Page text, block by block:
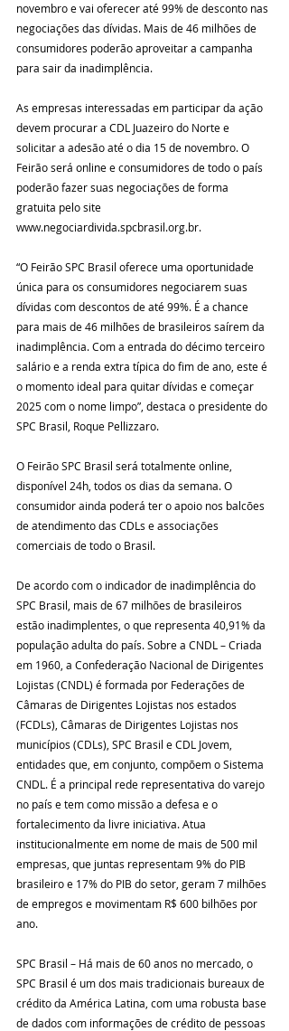
novembro e vai oferecer até 99% de desconto nas
negociações das dívidas. Mais de 46 milhões de
consumidores poderão aproveitar a campanha
para sair da inadimplência.
As empresas interessadas em participar da ação
devem procurar a CDL Juazeiro do Norte e
solicitar a adesão até o dia 15 de novembro. O
Feirão será online e consumidores de todo o país
poderão fazer suas negociações de forma
gratuita pelo site
www.negociardivida.spcbrasil.org.br.
“O Feirão SPC Brasil oferece uma oportunidade
única para os consumidores negociarem suas
dívidas com descontos de até 99%. É a chance
para mais de 46 milhões de brasileiros saírem da
inadimplência. Com a entrada do décimo terceiro
salário e a renda extra típica do fim de ano, este é
o momento ideal para quitar dívidas e começar
2025 com o nome limpo”, destaca o presidente do
SPC Brasil, Roque Pellizzaro.
O Feirão SPC Brasil será totalmente online,
disponível 24h, todos os dias da semana. O
consumidor ainda poderá ter o apoio nos balcões
de atendimento das CDLs e associações
comerciais de todo o Brasil.
De acordo com o indicador de inadimplência do
SPC Brasil, mais de 67 milhões de brasileiros
estão inadimplentes, o que representa 40,91% da
população adulta do país. Sobre a CNDL – Criada
em 1960, a Confederação Nacional de Dirigentes
Lojistas (CNDL) é formada por Federações de
Câmaras de Dirigentes Lojistas nos estados
(FCDLs), Câmaras de Dirigentes Lojistas nos
municípios (CDLs), SPC Brasil e CDL Jovem,
entidades que, em conjunto, compõem o Sistema
CNDL. É a principal rede representativa do varejo
no país e tem como missão a defesa e o
fortalecimento da livre iniciativa. Atua
institucionalmente em nome de mais de 500 mil
empresas, que juntas representam 9% do PIB
brasileiro e 17% do PIB do setor, geram 7 milhões
de empregos e movimentam R$ 600 bilhões por
ano.
SPC Brasil – Há mais de 60 anos no mercado, o
SPC Brasil é um dos mais tradicionais bureaux de
crédito da América Latina, com uma robusta base
de dados com informações de crédito de pessoas